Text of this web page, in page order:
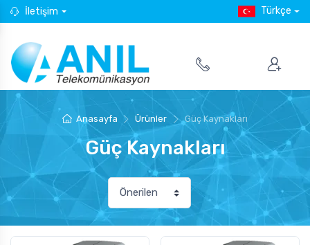
İletişim Türkçe
Anasayfa Ürünler Güç Kaynakları
Güç Kaynakları